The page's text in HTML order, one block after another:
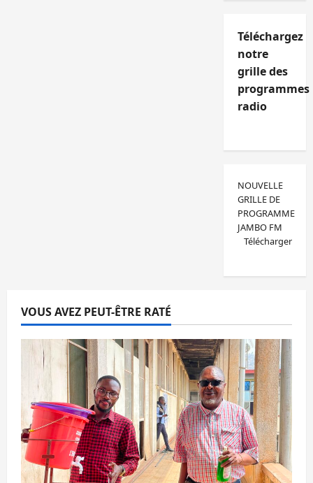
Téléchargez
notre
grille des
programmes
radio
NOUVELLE
GRILLE DE
PROGRAMME
JAMBO FM
Télécharger
VOUS AVEZ PEUT-ÊTRE RATÉ